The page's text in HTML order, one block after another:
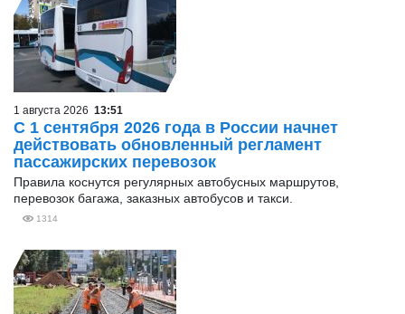
1 августа 2026 13:51
С 1 сентября 2026 года в России начнет
действовать обновленный регламент
пассажирских перевозок
Правила коснутся регулярных автобусных маршрутов,
перевозок багажа, заказных автобусов и такси.
1314